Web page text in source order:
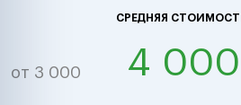
СРЕДНЯЯ
от 3 000 4